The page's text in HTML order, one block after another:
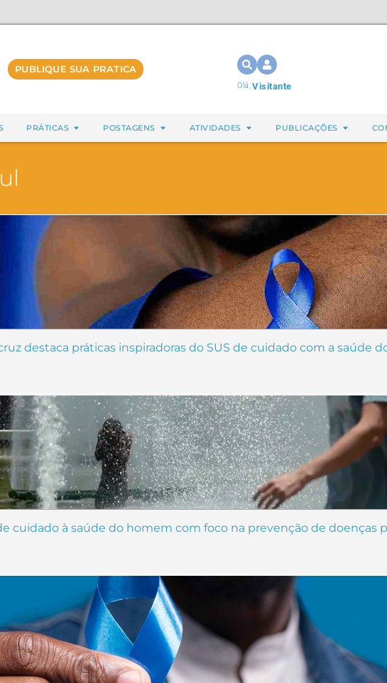
PUBLIQUE SUA PRATICA
Olá,Visitante
PRÁTICAS POSTAGENS ATIVIDADES PUBLICAÇÕES
destaca práticas inspiradoras do SUS de cuidado com a saúde
cuidado à saúde do homem com foco na prevenção de